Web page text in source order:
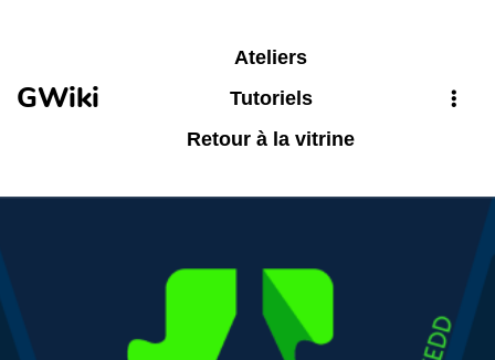
GWiki
Ateliers
Tutoriels
Retour à la vitrine